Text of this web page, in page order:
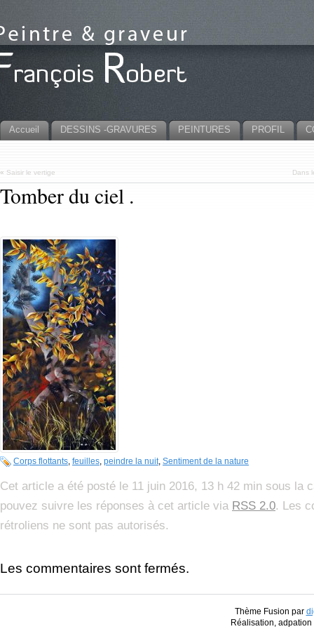
Accueil DESSINS -GRAVURES PEINTURES PROFIL
« Saisir le vertige Dans
Tomber du ciel .
Corps flottants, feuilles, peindre la nuit, Sentiment de la nature
Cet article a été posté le 11 juin 2016, 13 h 42 min sous la
pouvez suivre les réponses à cet article via RSS 2.0. Les
rétroliens ne sont pas autorisés.
Les commentaires sont fermés.
Thème Fusion par
Réalisation,